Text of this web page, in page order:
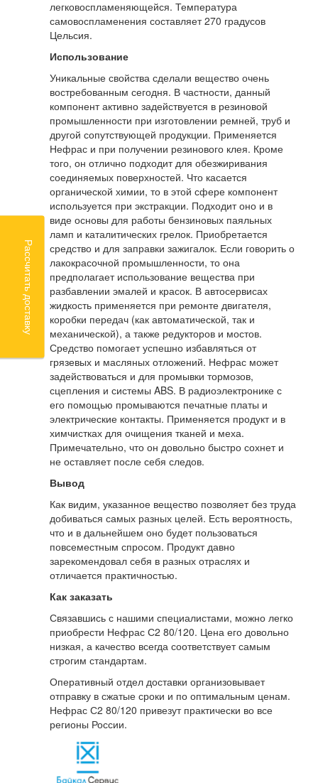
легковоспламеняющейся. Температура
самовоспламенения составляет 270 градусов
Цельсия.
Использование
Уникальные свойства сделали вещество очень
востребованным сегодня. В частности, данный
компонент активно задействуется в резиновой
промышленности при изготовлении ремней, труб и
другой сопутствующей продукции. Применяется
Нефрас и при получении резинового клея. Кроме
того, он отлично подходит для обезжиривания
соединяемых поверхностей. Что касается
органической химии, то в этой сфере компонент
используется при экстракции. Подходит оно и в
виде основы для работы бензиновых паяльных
ламп и каталитических грелок. Приобретается
средство и для заправки зажигалок. Если говорить о
лакокрасочной промышленности, то она
предполагает использование вещества при
разбавлении эмалей и красок. В автосервисах
жидкость применяется при ремонте двигателя,
коробки передач (как автоматической, так и
механической), а также редукторов и мостов.
Средство помогает успешно избавляться от
грязевых и масляных отложений. Нефрас может
задействоваться и для промывки тормозов,
сцепления и системы ABS. В радиоэлектронике с
его помощью промываются печатные платы и
электрические контакты. Применяется продукт и в
химчистках для очищения тканей и меха.
Примечательно, что он довольно быстро сохнет и
не оставляет после себя следов.
Вывод
Как видим, указанное вещество позволяет без труда
добиваться самых разных целей. Есть вероятность,
что и в дальнейшем оно будет пользоваться
повсеместным спросом. Продукт давно
зарекомендовал себя в разных отраслях и
отличается практичностью.
Как заказать
Связавшись с нашими специалистами, можно легко
приобрести Нефрас С2 80/120. Цена его довольно
низкая, а качество всегда соответствует самым
строгим стандартам.
Оперативный отдел доставки организовывает
отправку в сжатые сроки и по оптимальным ценам.
Нефрас С2 80/120 привезут практически во все
регионы России.
Рассчитать доставку